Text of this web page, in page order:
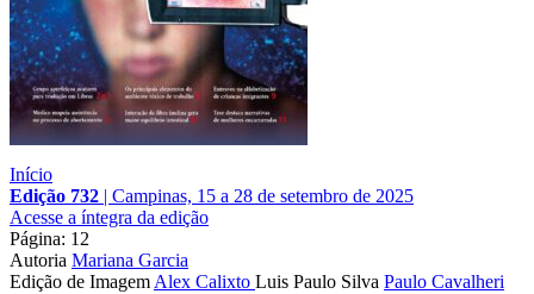
Início
Edição 732 | Campinas, 15 a 28 de setembro de 2025
Acesse a íntegra da edição
Página: 12
Autoria Mariana Garcia
Edição de Imagem Alex Calixto Luis Paulo Silva Paulo Cavalheri